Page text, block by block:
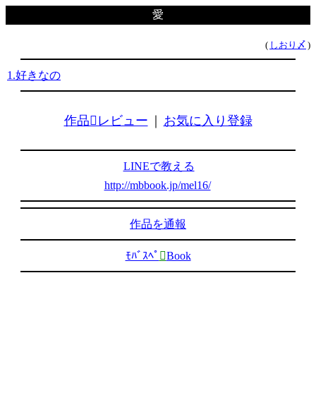
愛
( しおり〆 )
1.好きなの
作品レビュー お気に入り登録
LINEで教える
http://mbbook.jp/mel16/
作品を通報
ﾓﾊﾞｽﾍﾟ Book